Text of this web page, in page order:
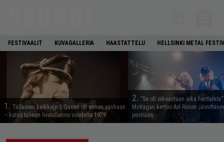
FESTIVAALIT KUVAGALLERIA HAASTATTELU HELLSINKI METAL
1. Tällainen keikkajyrä Queen oli ennen vanhaan
– katso tulinen livetallenne vuodelta 1979
2. ”Se oli oikeastaan aika
McKagan kertoo Axl Rosen
pestiään